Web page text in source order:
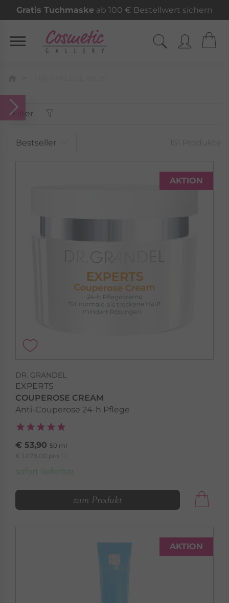
Gratis Tuchmaske ab 100 € Bestellwert sichern
Filter
Bestseller
AKTION
DR. GRANDEL
EXPERTS
COUPEROSE CREAM
Anti-Couperose 24-h Pflege
€ 53,90 50 ml
€ 1.078,00 pro 1 l
sofort lieferbar
zum Produkt
AKTION